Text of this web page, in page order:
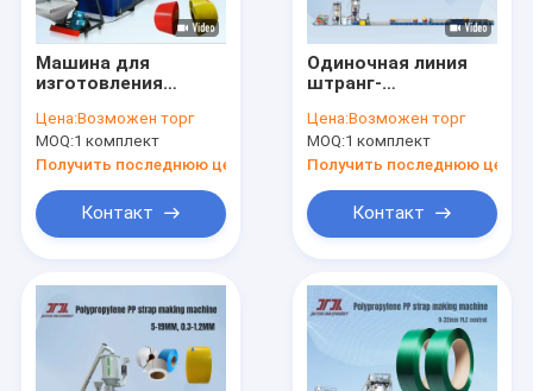
Машина для
изготовления
ремней диаметром
110 мм с винтом
Цена:Возможен торг
MOQ:1 комплект
Получить последнюю цену
Контакт
Одиночная линия
штранг-
ЛЮБИМЦА машины
упаковки ремня
винта 4straps
Цена:Возможен торг
MOQ:1 комплект
Получить последнюю цену
Контакт